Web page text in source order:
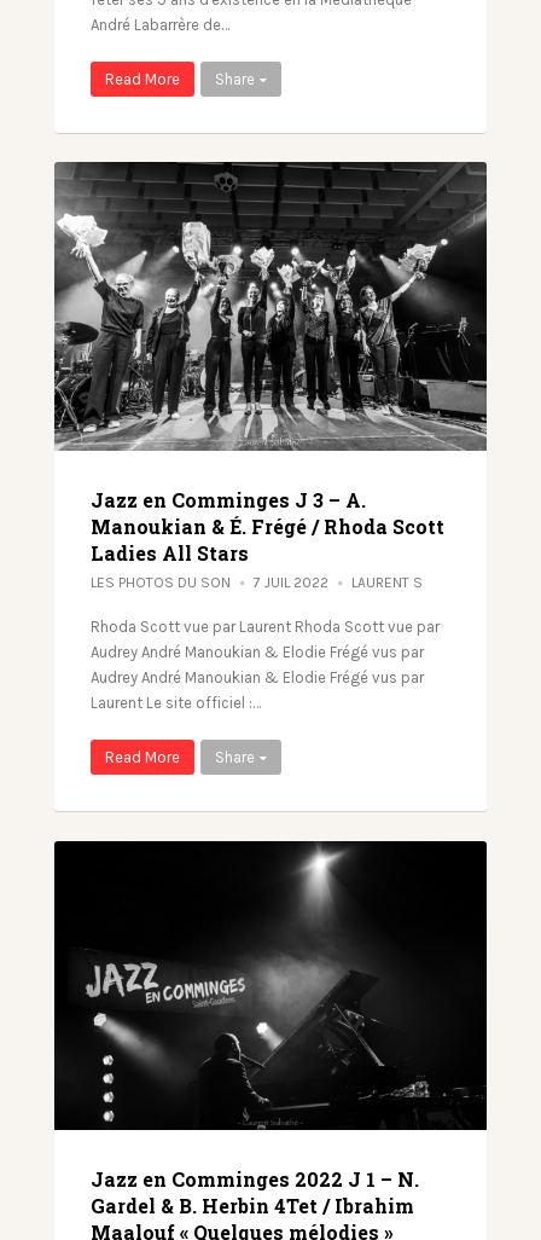
André Labarrère de…
Read More Share
Jazz en Comminges J 3 – A.
Manoukian & É. Frégé / Rhoda Scott
Ladies All Stars
LES PHOTOS DU SON 7 JUIL 2022 LAURENT S
Rhoda Scott vue par Laurent Rhoda Scott vue par
Audrey André Manoukian & Elodie Frégé vus par
Audrey André Manoukian & Elodie Frégé vus par
Laurent Le site officiel :…
Read More Share
Jazz en Comminges 2022 J 1 – N.
Gardel & B. Herbin 4Tet / Ibrahim
Maalouf « Quelques mélodies »